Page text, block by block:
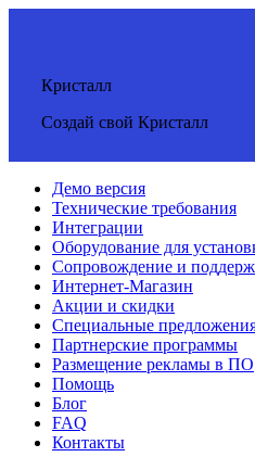
Кристалл
Создай свой Кристалл
Демо версия
Технические требования
Интеграции
Оборудование для
Сопровождение и
Интернет-Магазин
Акции и скидки
Специальные
Партнерские программы
Размещение рекламы в ПО
Помощь
Блог
FAQ
Контакты